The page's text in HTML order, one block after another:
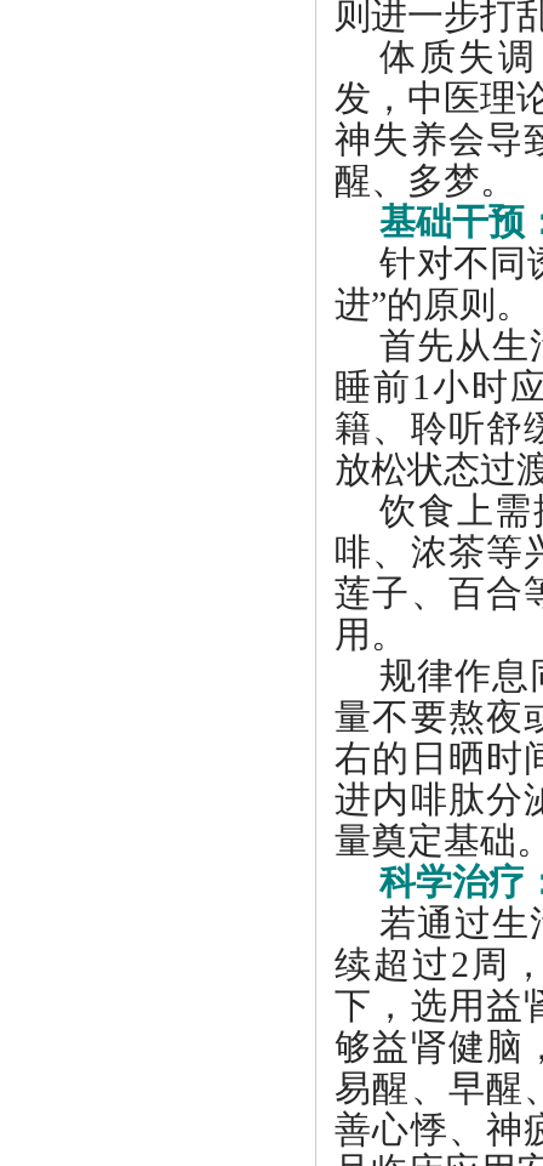
则进一步打
体质失
发，中医理
神失养会导
醒、多梦。
基础干预
针对不同
进”的原则。
首先从生
睡前1小时
籍、聆听舒
放松状态过
饮食上
啡、浓茶等
莲子、百合
用。
规律作息
量不要熬夜
右的日晒时
进内啡肽分
量奠定基础
科学治疗
若通过生
续超过2周
下，选用益
够益肾健脑
易醒、早醒
善心悸、神